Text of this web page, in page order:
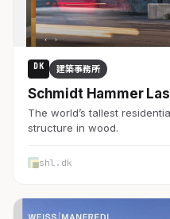
DK 建築事務所
Schmidt Hammer
The world’s tallest
structure in wood.
shl.dk